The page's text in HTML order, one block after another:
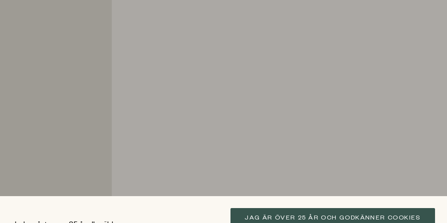
JAG ÄR ÖVER 25 ÅR OCH GODKÄNNER COOKIES